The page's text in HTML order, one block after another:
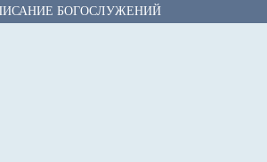
БОГОСЛУЖЕНИЙ